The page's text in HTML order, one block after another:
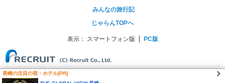
みんなの旅行記
じゃらんTOPへ
表示： スマートフォン版 PC版
長崎の注目の宿・ホテル[PR]